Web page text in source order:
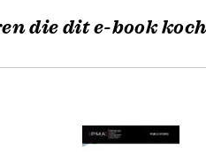
die dit e-book